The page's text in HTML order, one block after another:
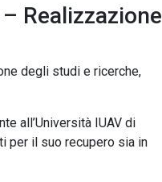
Realizzazione
degli studi e ricerche,
all’Università IUAV di
per il suo recupero sia in